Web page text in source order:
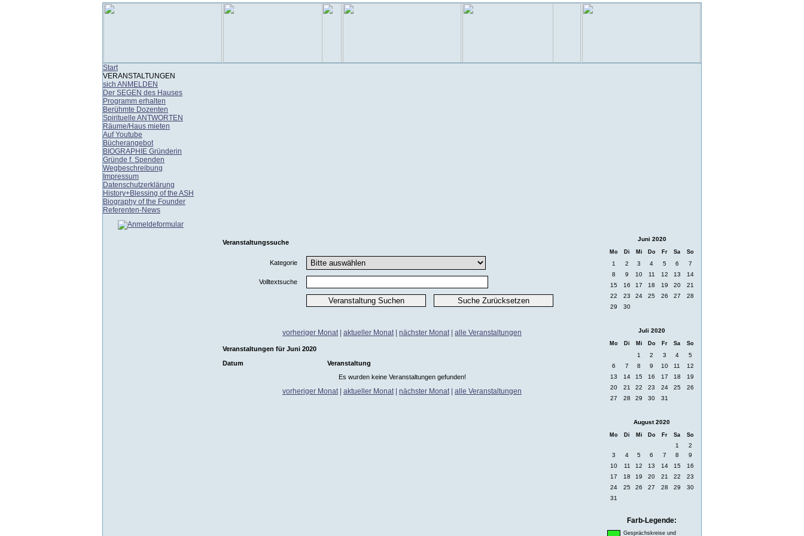
Start
VERANSTALTUNGEN
sich ANMELDEN
Der SEGEN des Hauses
Programm erhalten
Berühmte Dozenten
Spirituelle ANTWORTEN
Räume/Haus mieten
Auf Youtube
Bücherangebot
BIOGRAPHIE Gründerin
Gründe f. Spenden
Wegbeschreibung
Impressum
Datenschutzerklärung
History+Blessing of the ASH
Biography of the Founder
Referenten-News
Juni 2020
Mo Di Mi Do Fr Sa So
1 2 3 4 5 6
7
8
9 10 11 12 13
14
15
16 17 18 19 20
21
22
23 24 25 26 27
28
29
30
Juli 2020
Mo Di Mi Do Fr Sa So
1 2 3 4
5
6
7 8 9 10 11
12
13
14 15 16 17 18
19
20
21 22 23 24 25
26
27
28 29 30 31
August 2020
Mo Di Mi Do Fr Sa So
1
2
3
4 5 6 7 8
9
10
11 12 13 14 15
16
17
18 19 20 21 22
23
24
25 26 27 28 29
30
31
Farb-Legende:
Gesprächskreise und
Veranstaltungssuche
Kategorie
Volltextsuche
vorheriger Monat| aktueller Monat| nächster Monat| alle Veranstaltungen
Veranstaltungen für Juni 2020
Datum
Veranstaltung
Es wurden keine Veranstaltungen gefunden!
vorheriger Monat| aktueller Monat| nächster Monat| alle Veranstaltungen